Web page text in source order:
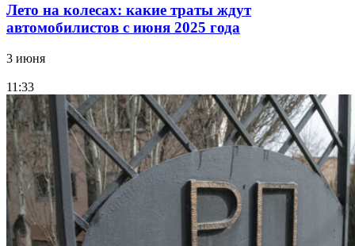
Лето на колесах: какие траты ждут
автомобилистов с июня 2025 года
3 июня
11:33